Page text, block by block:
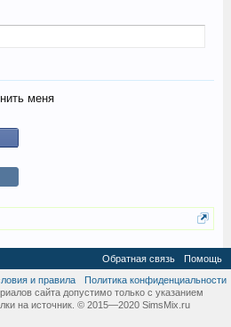
меня
Обратная связь
Помощь
и правила
Политика конфиденциальности
сайта допустимо только с указанием
на источник. © 2015—2020 SimsMix.ru